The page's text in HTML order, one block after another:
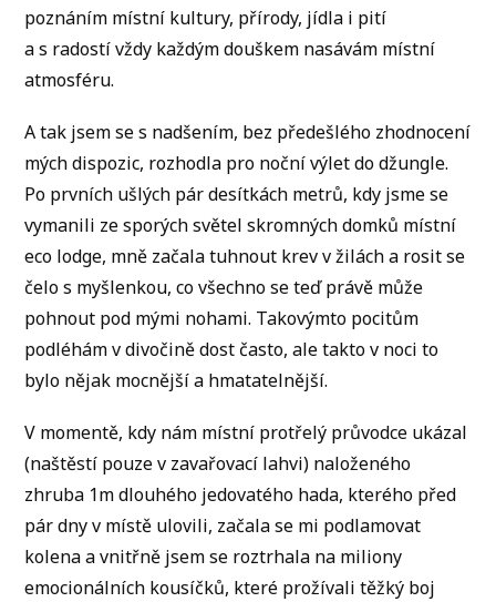
poznáním místní kultury, přírody, jídla i pití
a s radostí vždy každým douškem nasávám místní
atmosféru.
A tak jsem se s nadšením, bez předešlého zhodnocení
mých dispozic, rozhodla pro noční výlet do džungle.
Po prvních ušlých pár desítkách metrů, kdy jsme se
vymanili ze sporých světel skromných domků místní
eco lodge, mně začala tuhnout krev v žilách a rosit se
čelo s myšlenkou, co všechno se teď právě může
pohnout pod mými nohami. Takovýmto pocitům
podléhám v divočině dost často, ale takto v noci to
bylo nějak mocnější a hmatatelnější.
V momentě, kdy nám místní protřelý průvodce ukázal
(naštěstí pouze v zavařovací lahvi) naloženého
zhruba 1m dlouhého jedovatého hada, kterého před
pár dny v místě ulovili, začala se mi podlamovat
kolena a vnitřně jsem se roztrhala na miliony
emocionálních kousíčků, které prožívali těžký boj